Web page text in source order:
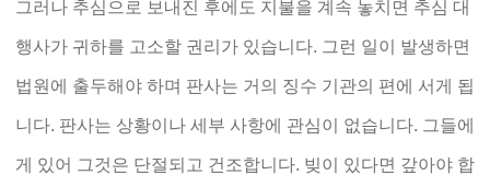
그러나 추심으로 보내진 후에도 지불을 계속 놓치면 추심 대
행사가 귀하를 고소할 권리가 있습니다. 그런 일이 발생하면
법원에 출두해야 하며 판사는 거의 징수 기관의 편에 서게 됩
니다. 판사는 상황이나 세부 사항에 관심이 없습니다. 그들에
게 있어 그것은 단절되고 건조합니다. 빚이 있다면 갚아야 합